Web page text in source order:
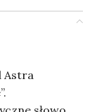
Astra